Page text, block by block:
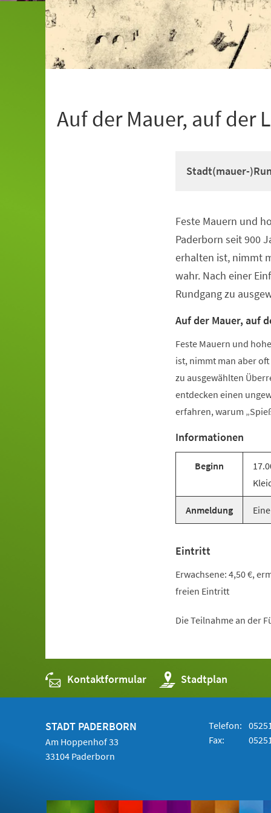
Auf der Mauer, auf der
Stadt(mauer-
Feste Mauern und
Paderborn seit 900
erhalten ist, nimmt
wahr. Nach einer
Rundgang zu
Auf der Mauer, auf
Feste Mauern und
ist, nimmt man aber
zu ausgewählten
entdecken einen
erfahren, warum
Informationen
Beginn
Anmeldung
Eintritt
Erwachsene: 4,50 €,
freien Eintritt
Die Teilnahme an der
Kontaktformular Stadtplan
(Öffnet
in
einem
STADT PADERBORN
Am Hoppenhof 33
33104 Paderborn
Telefon:
Fax: